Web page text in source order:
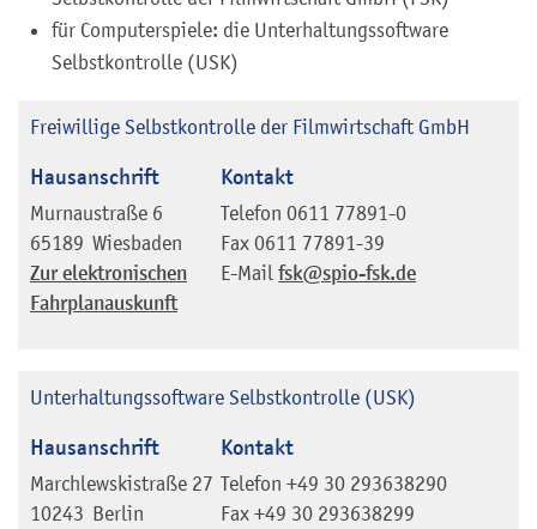
für Computerspiele: die Unterhaltungssoftware
Selbstkontrolle (USK)
Freiwillige Selbstkontrolle der Filmwirtschaft GmbH
Hausanschrift
Murnaustraße 6
65189 Wiesbaden
Zur elektronischen
Fahrplanauskunft
Kontakt
Telefon 0611 77891-0
Fax 0611 77891-39
E-Mail fsk@spio-fsk.de
Unterhaltungssoftware Selbstkontrolle (USK)
Hausanschrift
Marchlewskistraße 27
10243 Berlin
Kontakt
Telefon +49 30 293638290
Fax +49 30 293638299